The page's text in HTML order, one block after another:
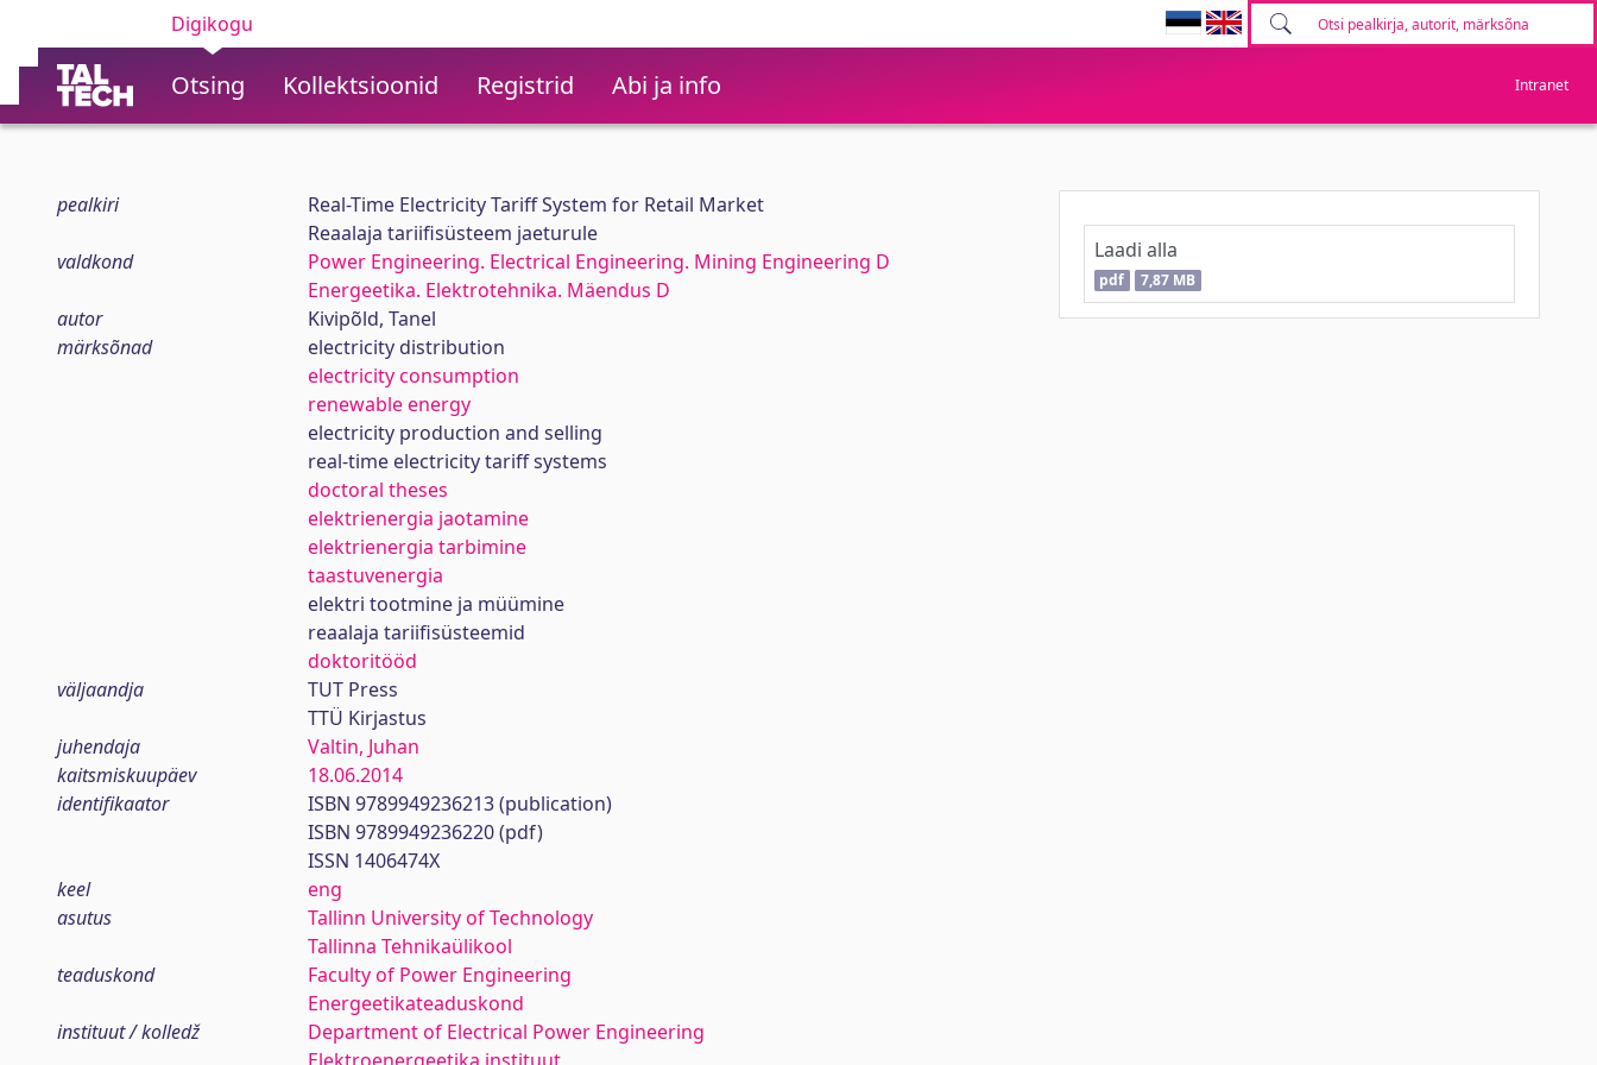
Digikogu
Otsing Kollektsioonid Registrid Abi ja info Intranet
pealkiri
Real-Time Electricity Tariff System for Retail Market
Reaalaja tariifisüsteem jaeturule
valdkond
Power Engineering. Electrical Engineering. Mining Engineering D
Energeetika. Elektrotehnika. Mäendus D
autor
Kivipõld, Tanel
märksõnad
electricity distribution
electricity consumption
renewable energy
electricity production and selling
real-time electricity tariff systems
doctoral theses
elektrienergia jaotamine
elektrienergia tarbimine
taastuvenergia
elektri tootmine ja müümine
reaalaja tariifisüsteemid
doktoritööd
väljaandja
TUT Press
TTÜ Kirjastus
juhendaja
Valtin, Juhan
kaitsmiskuupäev
18.06.2014
identifikaator
ISBN 9789949236213 (publication)
ISBN 9789949236220 (pdf)
ISSN 1406474X
keel
eng
asutus
Tallinn University of Technology
Tallinna Tehnikaülikool
teaduskond
Faculty of Power Engineering
Energeetikateaduskond
instituut / kolledž
Department of Electrical Power Engineering
Laadi alla
pdf 7,87 MB